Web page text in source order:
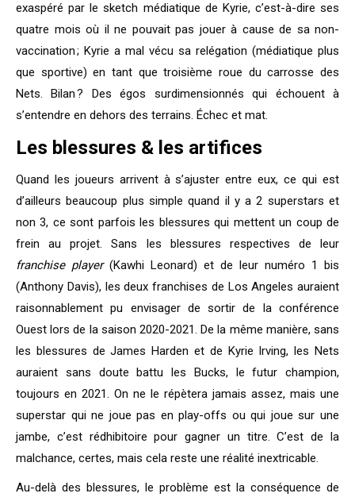
exaspéré par le sketch médiatique de Kyrie, c’est-à-dire ses
quatre mois où il ne pouvait pas jouer à cause de sa non-
vaccination ; Kyrie a mal vécu sa relégation (médiatique plus
que sportive) en tant que troisième roue du carrosse des
Nets. Bilan ? Des égos surdimensionnés qui échouent à
s’entendre en dehors des terrains. Échec et mat.
Les blessures & les artifices
Quand les joueurs arrivent à s’ajuster entre eux, ce qui est
d’ailleurs beaucoup plus simple quand il y a 2 superstars et
non 3, ce sont parfois les blessures qui mettent un coup de
frein au projet. Sans les blessures respectives de leur
franchise player(Kawhi Leonard) et de leur numéro 1 bis
(Anthony Davis), les deux franchises de Los Angeles auraient
raisonnablement pu envisager de sortir de la conférence
Ouest lors de la saison 2020-2021. De la même manière, sans
les blessures de James Harden et de Kyrie Irving, les Nets
auraient sans doute battu les Bucks, le futur champion,
toujours en 2021. On ne le répètera jamais assez, mais une
superstar qui ne joue pas en play-offs ou qui joue sur une
jambe, c’est rédhibitoire pour gagner un titre. C’est de la
malchance, certes, mais cela reste une réalité inextricable.
Au-delà des blessures, le problème est la conséquence de